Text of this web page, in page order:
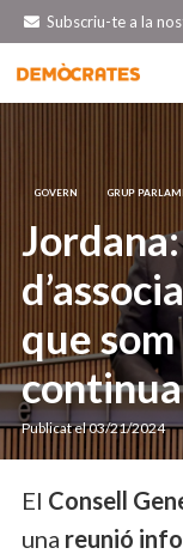
Subscriu-te a la
GOVERN GRUP
Jordana:
que
Publicat el03/21/2024
El Consell
una reunió